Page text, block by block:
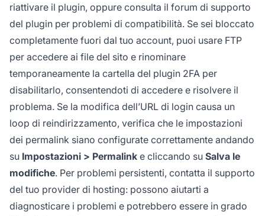
riattivare il plugin, oppure consulta il forum di supporto
del plugin per problemi di compatibilità. Se sei bloccato
completamente fuori dal tuo account, puoi usare FTP
per accedere ai file del sito e rinominare
temporaneamente la cartella del plugin 2FA per
disabilitarlo, consentendoti di accedere e risolvere il
problema. Se la modifica dell’URL di login causa un
loop di reindirizzamento, verifica che le impostazioni
dei permalink siano configurate correttamente andando
su Impostazioni > Permalink e cliccando su Salva le
modifiche. Per problemi persistenti, contatta il supporto
del tuo provider di hosting: possono aiutarti a
diagnosticare i problemi e potrebbero essere in grado